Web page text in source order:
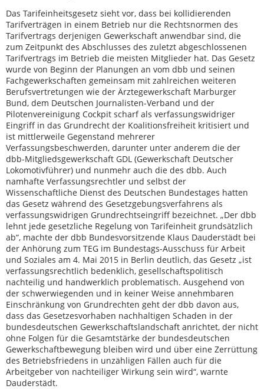
Das Tarifeinheitsgesetz sieht vor, dass bei kollidierenden
Tarifverträgen in einem Betrieb nur die Rechtsnormen des
Tarifvertrags derjenigen Gewerkschaft anwendbar sind, die
zum Zeitpunkt des Abschlusses des zuletzt abgeschlossenen
Tarifvertrags im Betrieb die meisten Mitglieder hat. Das Gesetz
wurde von Beginn der Planungen an vom dbb und seinen
Fachgewerkschaften gemeinsam mit zahlreichen weiteren
Berufsvertretungen wie der Ärztegewerkschaft Marburger
Bund, dem Deutschen Journalisten-Verband und der
Pilotenvereinigung Cockpit scharf als verfassungswidriger
Eingriff in das Grundrecht der Koalitionsfreiheit kritisiert und
ist mittlerweile Gegenstand mehrerer
Verfassungsbeschwerden, darunter unter anderem die der
dbb-Mitgliedsgewerkschaft GDL (Gewerkschaft Deutscher
Lokomotivführer) und nunmehr auch die des dbb. Auch
namhafte Verfassungsrechtler und selbst der
Wissenschaftliche Dienst des Deutschen Bundestages hatten
das Gesetz während des Gesetzgebungsverfahrens als
verfassungswidrigen Grundrechtseingriff bezeichnet. „Der dbb
lehnt jede gesetzliche Regelung von Tarifeinheit grundsätzlich
ab“, machte der dbb Bundesvorsitzende Klaus Dauderstädt bei
der Anhörung zum TEG im Bundestags-Ausschuss für Arbeit
und Soziales am 4. Mai 2015 in Berlin deutlich, das Gesetz „ist
verfassungsrechtlich bedenklich, gesellschaftspolitisch
nachteilig und handwerklich problematisch. Ausgehend von
der schwerwiegenden und in keiner Weise annehmbaren
Einschränkung von Grundrechten geht der dbb davon aus,
dass das Gesetzesvorhaben nachhaltigen Schaden in der
bundesdeutschen Gewerkschaftslandschaft anrichtet, der nicht
ohne Folgen für die Gesamtstärke der bundesdeutschen
Gewerkschaftbewegung bleiben wird und über eine Zerrüttung
des Betriebsfriedens in unzähligen Fällen auch für die
Arbeitgeber von nachteiliger Wirkung sein wird“, warnte
Dauderstädt.